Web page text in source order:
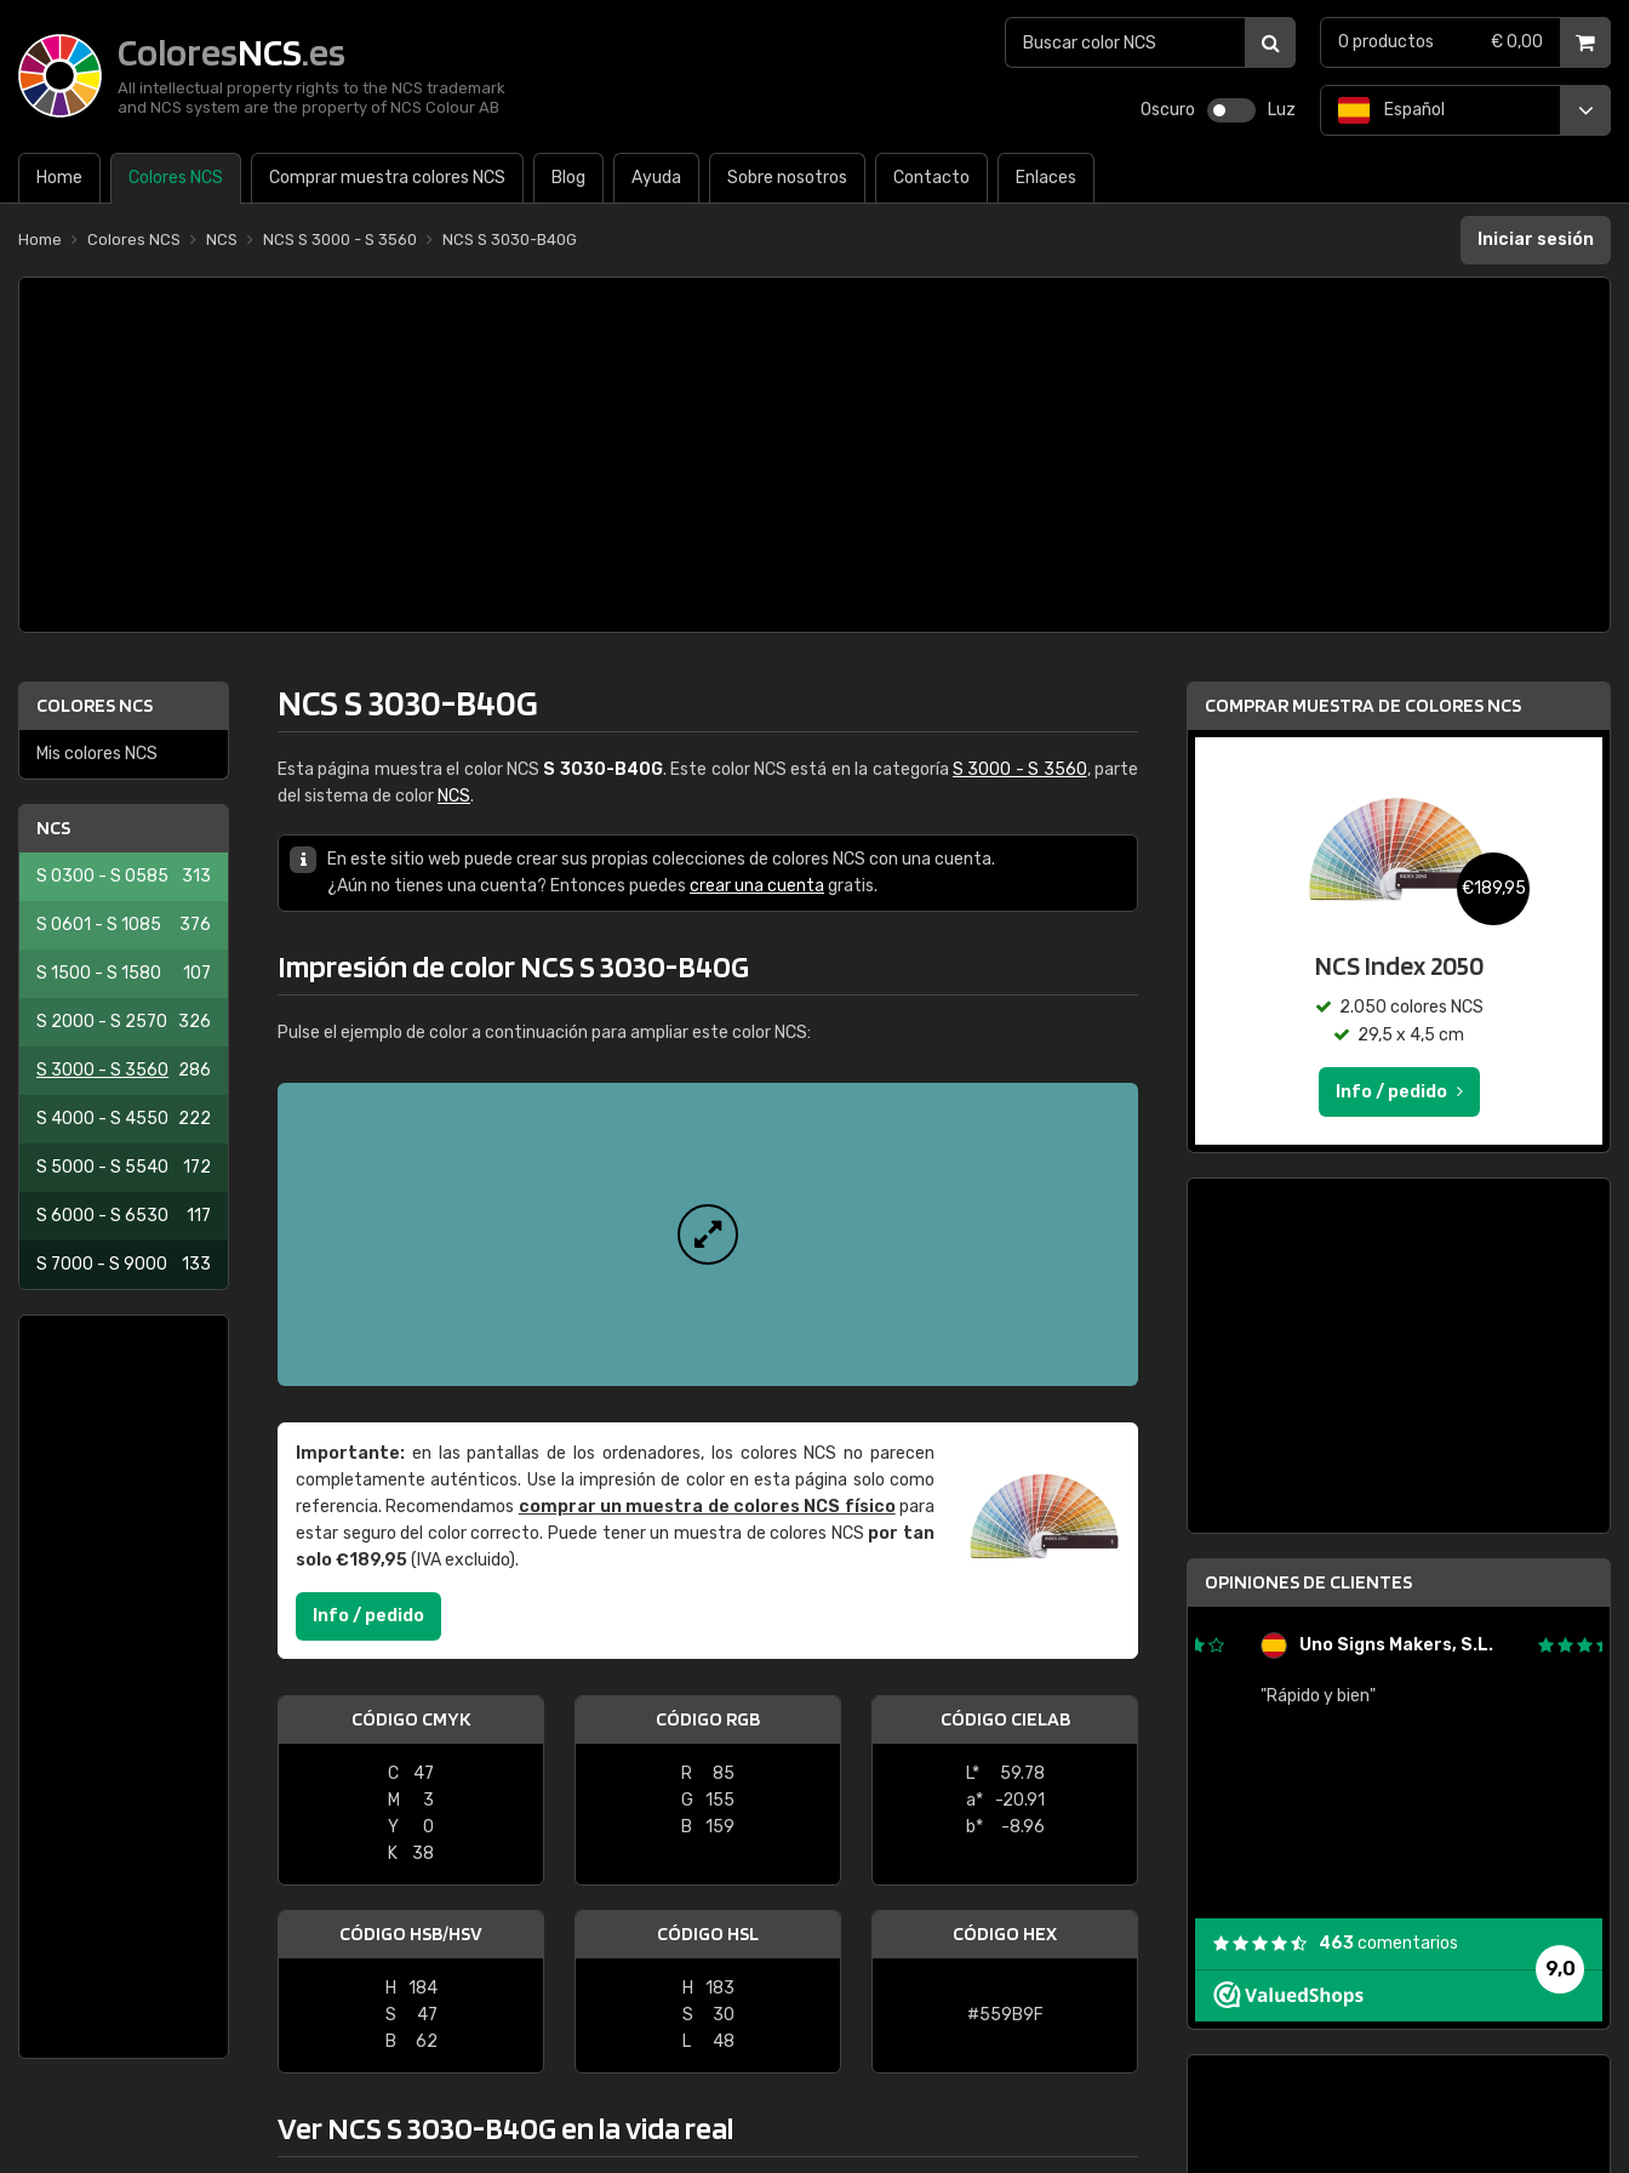
ColoresNCS.es
All intellectual property rights to the NCS trademark
and NCS system are the property of NCS Colour AB
Oscuro Luz
Home Colores NCS Comprar muestra colores NCS Blog Ayuda Sobre nosotros Contacto Enlaces
Español
0 productos € 0,00
Home Colores NCS NCS NCS S 3000 - S 3560 NCS S 3030-B40G Iniciar sesión
COLORES NCS
Mis colores NCS
NCS
S 0300 - S 0585 313
S 0601 - S 1085 376
S 1500 - S 1580 107
S 2000 - S 2570 326
S 3000 - S 3560 286
S 4000 - S 4550 222
S 5000 - S 5540 172
S 6000 - S 6530 117
S 7000 - S 9000 133
NCS S 3030-B40G
Esta página muestra el color NCS S 3030-B40G. Este color NCS está en la categoríaS 3000 - S 3560, parte
del sistema de color NCS.
En este sitio web puede crear sus propias colecciones de colores NCS con una cuenta.
¿Aún no tienes una cuenta? Entonces puedes crear una cuenta gratis.
Impresión de color NCS S 3030-B40G
Pulse el ejemplo de color a continuación para ampliar este color NCS:
Importante: en las pantallas de los ordenadores, los colores NCS no parecen
completamente auténticos. Use la impresión de color en esta página solo como
referencia. Recomendamos comprar un muestra de colores NCS físicopara
estar seguro del color correcto. Puede tener un muestra de colores NCS por tan
solo €189,95(IVA excluido).
Info / pedido
CÓDIGO CMYK
C
47
M
3
Y
0
K
38
CÓDIGO RGB
R
85
G
155
B
159
CÓDIGO CIELAB
L*
59.78
a*
-20.91
b*
-8.96
CÓDIGO HSB/HSV
H
184
S
47
B
62
CÓDIGO HSL
H
183
S
30
L
48
CÓDIGO HEX
#559B9F
Ver NCS S 3030-B40G en la vida real
COMPRAR MUESTRA DE COLORES NCS
€189,95
NCS Index 2050
2.050 colores NCS
29,5 x 4,5 cm
Info / pedido
OPINIONES DE CLIENTES
"Buen servicio. No obstante No es fácil
encontrar/comprar lo que se busca"
Uno Signs Makers, S.L.
"Rápido y bien"
9,0
463comentarios